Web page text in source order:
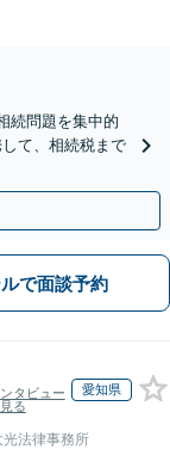
続問題を集中的
て、相続税まで
ルで面談予約
タビュー
る
愛知県
法律事務所